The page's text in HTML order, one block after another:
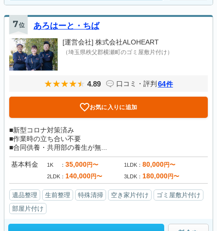
7位 あろはーと・ちば
[運営会社] 株式会社ALOHEART
（埼玉県秩父郡横瀬町のゴミ屋敷片付け）
4.89 口コミ・評判 64件
お気に入りに追加
■新型コロナ対策済み
■作業時の立ち合い不要
■合同供養・共用部の養生が無...
基本料金 1K 35,000円〜 1LDK 80,000円〜
2LDK 140,000円〜 3LDK 180,000円〜
遺品整理 生前整理 特殊清掃 空き家片付け
ゴミ屋敷片付け
部屋片付け